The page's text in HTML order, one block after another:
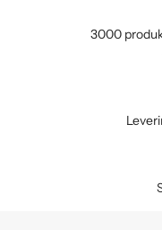
3000